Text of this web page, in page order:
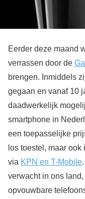
Eerder deze maand
verrassen door de
brengen. Inmiddels
gegaan en vanaf 10
daadwerkelijk
smartphone in
een toepasselijke
los toestel, maar
via KPN en T-Mobile
verwacht in ons
opvouwbare